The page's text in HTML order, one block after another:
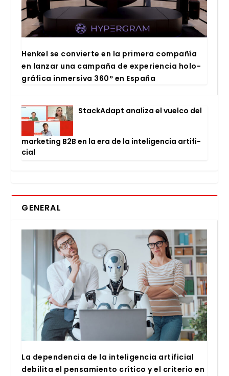
Hen­kel se con­vier­te en la pri­me­ra com­pa­ñía
en lan­zar una cam­pa­ña de expe­rien­cia holo­
grá­fi­ca inmer­si­va 360º en Espa­ña
Stac­kA­dapt ana­li­za el vuel­co del
mar­ke­ting B2B en la era de la inte­li­gen­cia arti­fi­
cial
GENERAL
La depen­den­cia de la inte­li­gen­cia arti­fi­cial
debi­li­ta el pen­sa­mien­to crí­ti­co y el cri­te­rio en